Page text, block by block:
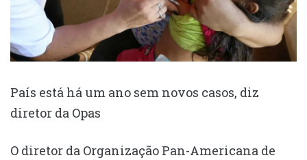
País está há um ano sem novos casos, diz
diretor da Opas
O diretor da Organização Pan-Americana de